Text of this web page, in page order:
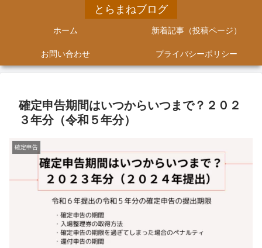
とらまねブログ
ホーム 新着記事（投稿ページ）
お問い合わせ プライバシーポリシー
確定申告期間はいつからいつまで？２０２
３年分（令和５年分）
確定申告